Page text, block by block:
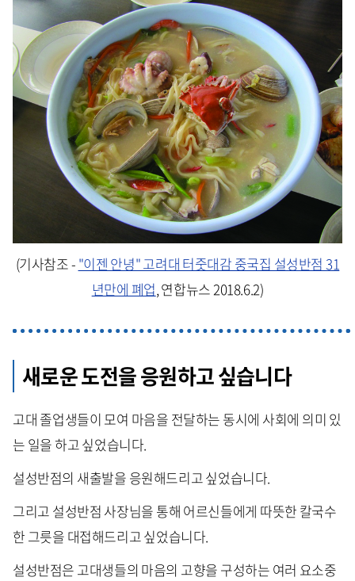
(기사참조 - "이젠 안녕" 고려대 터줏대감 중국집 설성반점 31
년만에 폐업, 연합뉴스 2018.6.2)
새로운 도전을 응원하고 싶습니다
고대 졸업생들이 모여 마음을 전달하는 동시에 사회에 의미 있
는 일을 하고 싶었습니다.
설성반점의 새출발을 응원해드리고 싶었습니다.
그리고 설성반점 사장님을 통해 어르신들에게 따뜻한 칼국수
한 그릇을 대접해드리고 싶었습니다.
설성반점은 고대생들의 마음의 고향을 구성하는 여러 요소중